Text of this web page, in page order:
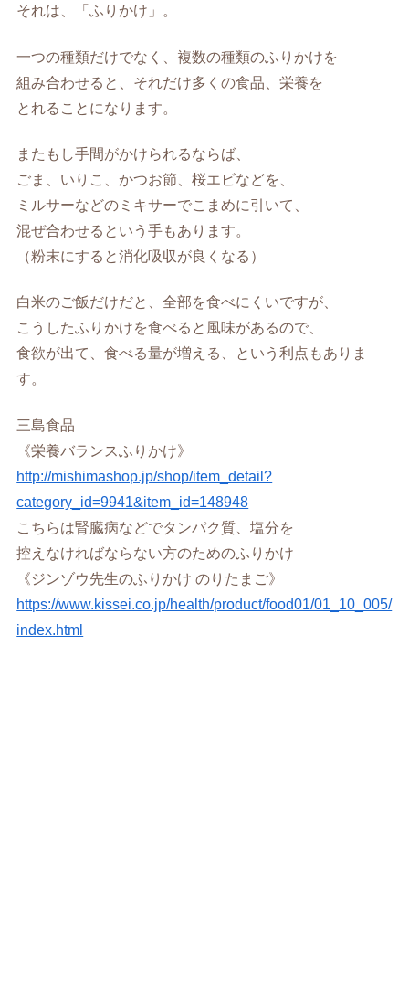
それは、「ふりかけ」。
一つの種類だけでなく、複数の種類のふりかけを
組み合わせると、それだけ多くの食品、栄養を
とれることになります。
またもし手間がかけられるならば、
ごま、いりこ、かつお節、桜エビなどを、
ミルサーなどのミキサーでこまめに引いて、
混ぜ合わせるという手もあります。
（粉末にすると消化吸収が良くなる）
白米のご飯だけだと、全部を食べにくいですが、
こうしたふりかけを食べると風味があるので、
食欲が出て、食べる量が増える、という利点もありま
す。
三島食品
《栄養バランスふりかけ》
http://mishimashop.jp/shop/item_detail?
category_id=9941&item_id=148948
こちらは腎臓病などでタンパク質、塩分を
控えなければならない方のためのふりかけ
《ジンゾウ先生のふりかけ のりたまご》
https://www.kissei.co.jp/health/product/food01/01_10_005/
index.html